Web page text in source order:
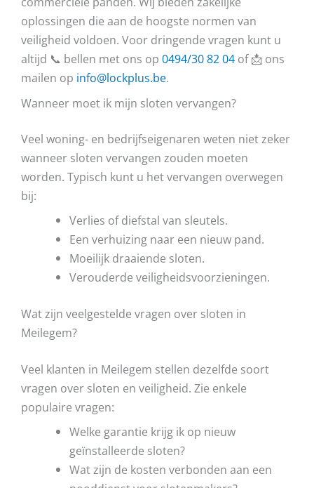
oplossingen die aan de hoogste normen van
veiligheid voldoen. Voor dringende vragen kunt u
altijd 📞 bellen met ons op 0494/30 82 04 of 📩 ons
mailen op info@lockplus.be.
Wanneer moet ik mijn sloten vervangen?
Veel woning- en bedrijfseigenaren weten niet zeker
wanneer sloten vervangen zouden moeten
worden. Typisch kunt u het vervangen overwegen
bij:
Verlies of diefstal van sleutels.
Een verhuizing naar een nieuw pand.
Moeilijk draaiende sloten.
Verouderde veiligheidsvoorzieningen.
Wat zijn veelgestelde vragen over sloten in
Meilegem?
Veel klanten in Meilegem stellen dezelfde soort
vragen over sloten en veiligheid. Zie enkele
populaire vragen:
Welke garantie krijg ik op nieuw
geïnstalleerde sloten?
Wat zijn de kosten verbonden aan een